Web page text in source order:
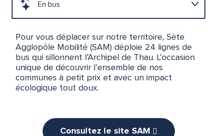
En bus
En covoiturage
À vélo
En train
Pour vous déplacer sur notre territoire, Sète
Agglopôle Mobilité (SAM) déploie 24 lignes de
bus qui sillonnent l’Archipel de Thau. L’occasion
unique de découvrir l’ensemble de nos
communes à petit prix et avec un impact
écologique tout doux.
Consultez le site SAM